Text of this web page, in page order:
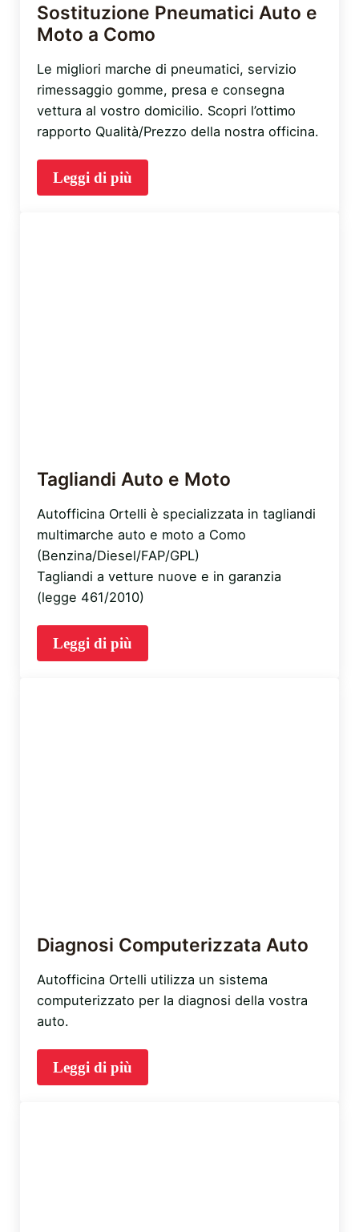
Sostituzione Pneumatici Auto e
Moto a Como
Le migliori marche di pneumatici, servizio
rimessaggio gomme, presa e consegna
vettura al vostro domicilio. Scopri l’ottimo
rapporto Qualità/Prezzo della nostra officina.
Leggi di piùSostituzione Pneumatici Auto e Moto a
Tagliandi Auto e Moto
Autofficina Ortelli è specializzata in tagliandi
multimarche auto e moto a Como
(Benzina/Diesel/FAP/GPL)
Tagliandi a vetture nuove e in garanzia
(legge 461/2010)
Leggi di piùTagliandi Auto e Moto
Diagnosi Computerizzata Auto
Autofficina Ortelli utilizza un sistema
computerizzato per la diagnosi della vostra
auto.
Leggi di piùDiagnosi Computerizzata Auto